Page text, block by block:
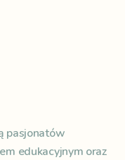
pasjonatów
edukacyjnym oraz